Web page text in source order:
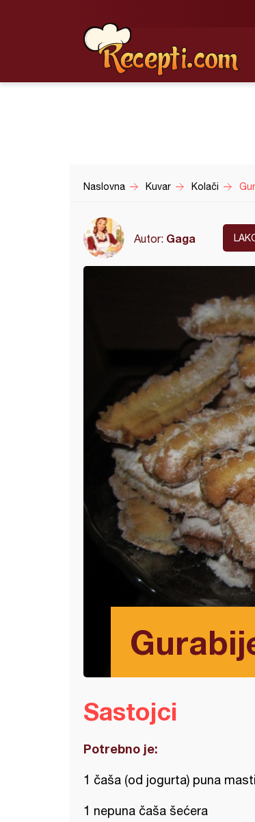
Naslovna Kuvar Kolači
Autor: Gaga
Sastojci
Potrebno je:
1 čaša (od jogurta) puna masti
1 nepuna čaša šećera